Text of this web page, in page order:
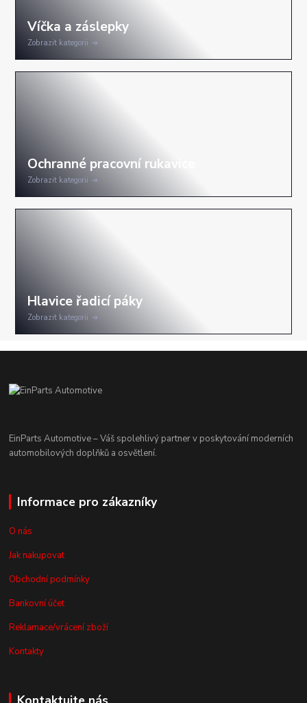
Zobrazit kategorii
Zobrazit kategorii
Zobrazit kategorii
EinParts Automotive – Váš spolehlivý partner v poskytování moderních
automobilových doplňků a osvětlení.
Informace pro zákazníky
O nás
Jak nakupovat
Obchodní podmínky
Bankovní účet
Reklamace/vrácení zboží
Kontakty